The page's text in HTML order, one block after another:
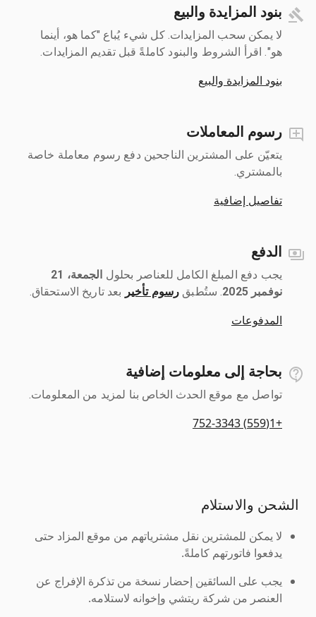
بنود المزايدة والبيع
لا يمكن سحب المزايدات. كل شيء يُباع "كما هو، أينما
هو". اقرأ الشروط والبنود كاملةً قبل تقديم المزايدات.
بنود المزايدة والبيع
رسوم المعاملات
يتعيّن على المشترين الناجحين دفع رسوم معاملة خاصة
بالمشتري.
تفاصيل إضافية
الدفع
يجب دفع المبلغ الكامل للعناصر بحلول ‎
الجمعة، 21
نوفمبر 2025
‎. ستُطبق رسوم تأخير بعد تاريخ الاستحقاق.
المدفوعات
بحاجة إلى معلومات إضافية
تواصل مع موقع الحدث الخاص بنا لمزيد من المعلومات.
+1(559) 752-3343
الشحن والاستلام
لا يمكن للمشترين نقل مشترياتهم من موقع المزاد حتى
يدفعوا فاتورتهم كاملةً.
يجب على السائقين إحضار نسخة من تذكرة الإفراج عن
العنصر من شركة ريتشي وإخوانه لاستلامه.